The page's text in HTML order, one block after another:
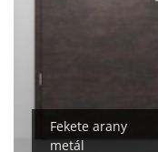
Fekete arany
metál